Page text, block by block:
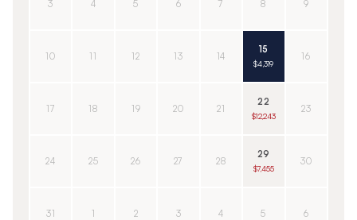
3 4 5 6 7 8 9
10 11 12 13 14
15
$4,319
16
17 18 19 20 21
22
$12,243
23
24 25 26 27 28
29
$7,455
30
31 1 2 3 4 5 6